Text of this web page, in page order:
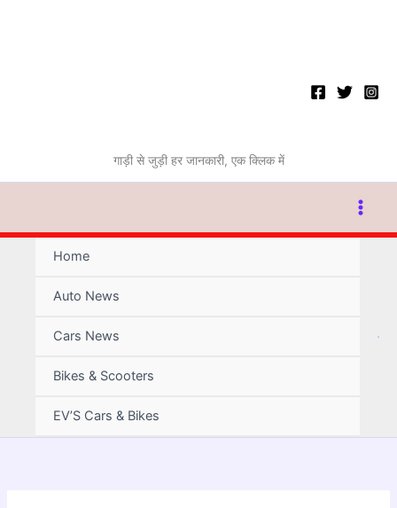
गाड़ी से जुड़ी हर जानकारी, एक क्लिक में
Home
Auto News
Cars News
Bikes & Scooters
EV’S Cars & Bikes